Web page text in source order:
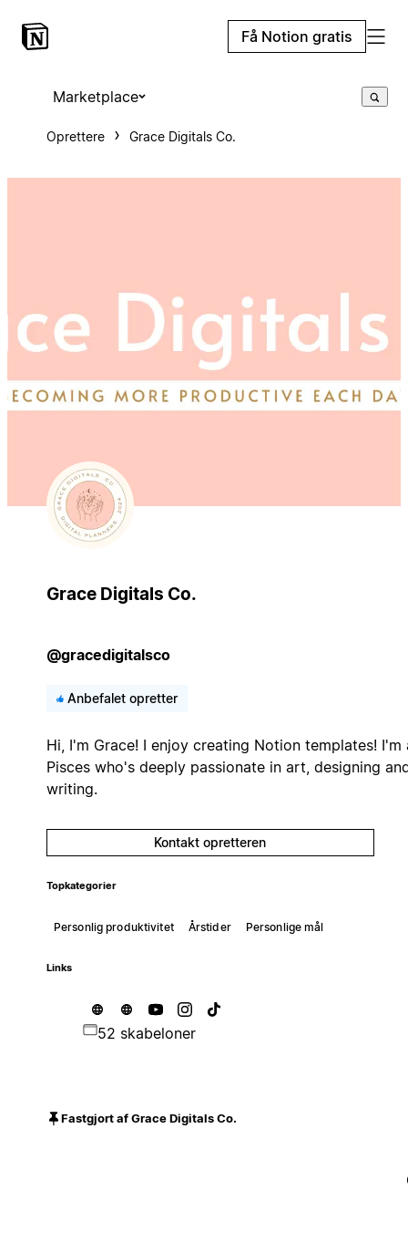
Få Notion gratis
Marketplace
Oprettere Grace Digitals Co.
Grace Digitals Co.
@gracedigitalsco
Anbefalet opretter
Hi, I'm Grace! I enjoy creating Notion templates! I'm
Pisces who's deeply passionate in art, designing
writing.
Kontakt opretteren
Topkategorier
Personlig produktivitet Årstider Personlige mål
Links
52 skabeloner
Fastgjort af Grace Digitals Co.